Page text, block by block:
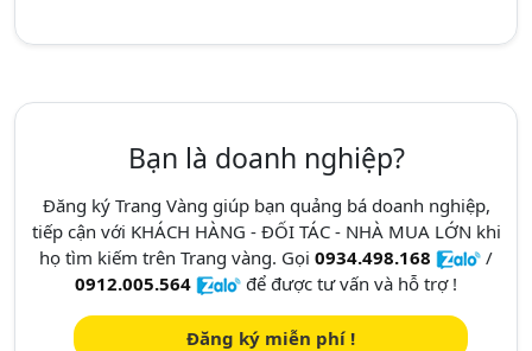
Bạn là doanh nghiệp?
Đăng ký Trang Vàng giúp bạn quảng bá doanh nghiệp,
tiếp cận với KHÁCH HÀNG - ĐỐI TÁC - NHÀ MUA LỚN khi
họ tìm kiếm trên Trang vàng. Gọi 0934.498.168
/
0912.005.564
để được tư vấn và hỗ trợ !
Đăng ký miễn phí !